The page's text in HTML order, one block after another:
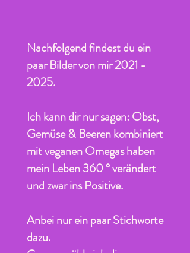
Nachfolgend findest du ein
paar Bilder von mir2021 -
2025.
​Ich kann dir nur sagen: Obst,
Gemüse & Beeren kombiniert
mit veganen Omegas haben
mein Leben 360 ° verändert
und zwar ins Positive.
Anbei nur ein paar Stichworte
dazu.